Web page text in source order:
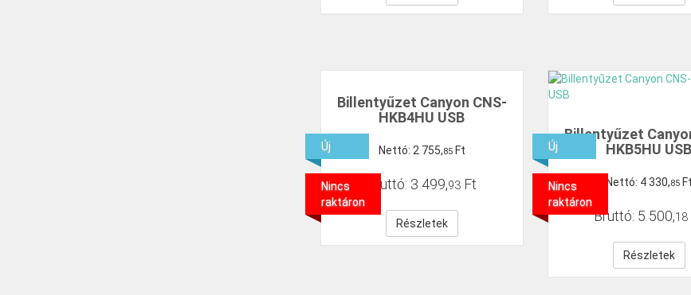
Billentyűzet Canyon CNS-
HKB4HU USB
Nettó: 2 755,85 Ft
Bruttó: 3 499,93 Ft
Részletek
Új
Nincs
raktáron
Billentyűzet
HKB5HU USB
Nettó: 4330,85 Ft
Bruttó: 5 500,18
Részletek
Új
Nincs
raktáron